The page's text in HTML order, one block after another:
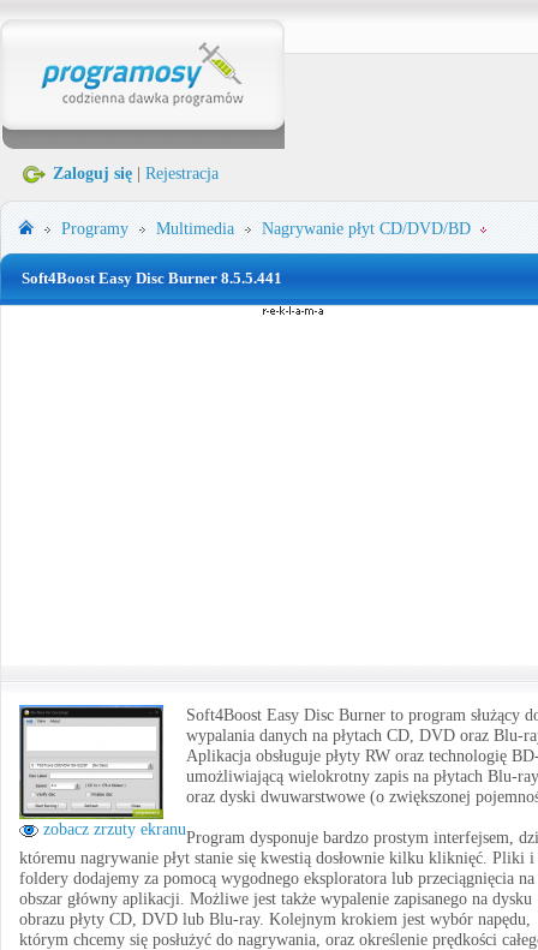
Zaloguj się Rejestracja
Programy Multimedia Nagrywanie płyt CD/DVD/BD
Soft4Boost Easy Disc Burner 8.5.5.441
zobacz zrzuty ekranu
Soft4Boost Easy Disc Burner to program służący
wypalania danych na płytach CD, DVD oraz Blu-
Aplikacja obsługuje płyty RW oraz technologię
umożliwiającą wielokrotny zapis na płytach Blu-
oraz dyski dwuwarstwowe (o zwiększonej
Program dysponuje bardzo prostym interfejsem,
któremu nagrywanie płyt stanie się kwestią dosłownie kilku kliknięć. Pliki i
foldery dodajemy za pomocą wygodnego eksploratora lub przeciągnięcia na
obszar główny aplikacji. Możliwe jest także wypalenie zapisanego na dysku
obrazu płyty CD, DVD lub Blu-ray. Kolejnym krokiem jest wybór napędu,
którym chcemy się posłużyć do nagrywania, oraz określenie prędkości